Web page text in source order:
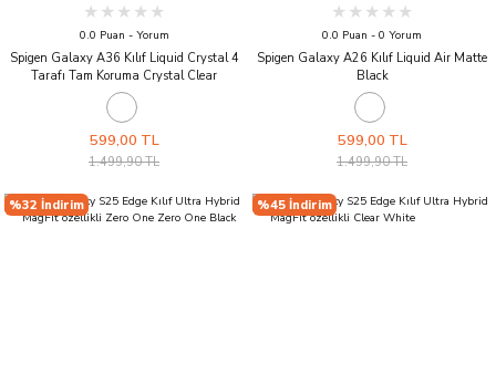
0.0 Puan - Yorum
Spigen Galaxy A36 Kılıf Liquid Crystal 4
Tarafı Tam Koruma Crystal Clear
599,00 TL
1.499,90 TL
0.0 Puan - 0 Yorum
Spigen Galaxy A26 Kılıf Liquid Air Matte
Black
599,00 TL
1.499,90 TL
%32 İndirim %45 İndirim